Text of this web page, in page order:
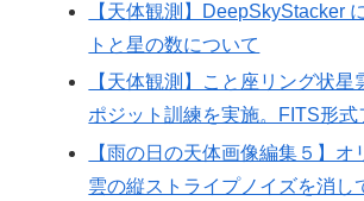
【天体観測】DeepSkyStacker
トと星の数について
【天体観測】こと座リング状星
ポジット訓練を実施。FITS形式
【雨の日の天体画像編集５】オ
雲の縦ストライプノイズを消し